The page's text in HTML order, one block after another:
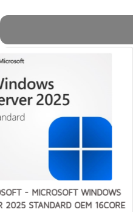
- MICROSOFT WINDOWS
2025 STANDARD OEM 16CORE